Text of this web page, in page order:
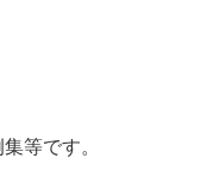
等です。